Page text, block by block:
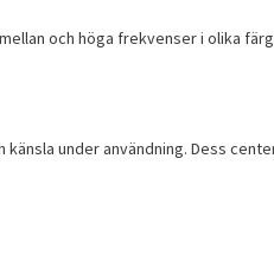
och höga frekvenser i olika
under användning. Dess